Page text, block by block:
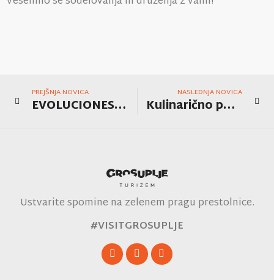
PREJŠNJA NOVICA
EVOLUCIONES – SLIKARSKA ZGODBA EDUARDA BENTUBA
NASLEDNJA NOVICA
Kulinarično popotovanje z okusi Mehike na Mestni tržnici Grosuplje
Ustvarite spomine na zelenem pragu prestolnice.
#VISITGROSUPLJE